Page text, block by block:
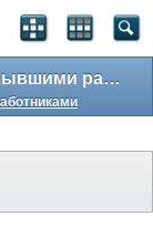
рекламы
Заключение договоров аренды с бывшими работниками